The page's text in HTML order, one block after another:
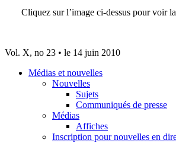
Cliquez sur l’image ci-dessus pour voir
Vol. X, no 23 • le 14 juin 2010
Médias et nouvelles
Nouvelles
Sujets
Communiqués de presse
Médias
Affiches
Inscription pour nouvelles en